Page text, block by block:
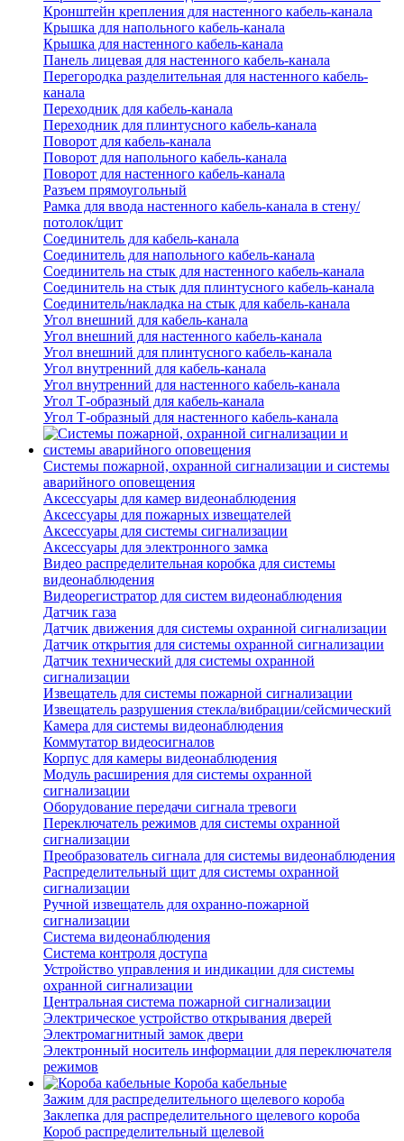
Кронштейн крепления для настенного кабель-канала
Крышка для напольного кабель-канала
Крышка для настенного кабель-канала
Панель лицевая для настенного кабель-канала
Перегородка разделительная для настенного кабель-
канала
Переходник для кабель-канала
Переходник для плинтусного кабель-канала
Поворот для кабель-канала
Поворот для напольного кабель-канала
Поворот для настенного кабель-канала
Разъем прямоугольный
Рамка для ввода настенного кабель-канала в стену/
потолок/щит
Соединитель для кабель-канала
Соединитель для напольного кабель-канала
Соединитель на стык для настенного кабель-канала
Соединитель на стык для плинтусного кабель-канала
Соединитель/накладка на стык для кабель-канала
Угол внешний для кабель-канала
Угол внешний для настенного кабель-канала
Угол внешний для плинтусного кабель-канала
Угол внутренний для кабель-канала
Угол внутренний для настенного кабель-канала
Угол Т-образный для кабель-канала
Угол Т-образный для настенного кабель-канала
Системы пожарной, охранной сигнализации и системы
аварийного оповещения
Аксессуары для камер видеонаблюдения
Аксессуары для пожарных извещателей
Аксессуары для системы сигнализации
Аксессуары для электронного замка
Видео распределительная коробка для системы
видеонаблюдения
Видеорегистратор для систем видеонаблюдения
Датчик газа
Датчик движения для системы охранной сигнализации
Датчик открытия для системы охранной сигнализации
Датчик технический для системы охранной
сигнализации
Извещатель для системы пожарной сигнализации
Извещатель разрушения стекла/вибрации/сейсмический
Камера для системы видеонаблюдения
Коммутатор видеосигналов
Корпус для камеры видеонаблюдения
Модуль расширения для системы охранной
сигнализации
Оборудование передачи сигнала тревоги
Переключатель режимов для системы охранной
сигнализации
Преобразователь сигнала для системы видеонаблюдения
Распределительный щит для системы охранной
сигнализации
Ручной извещатель для охранно-пожарной
сигнализации
Система видеонаблюдения
Система контроля доступа
Устройство управления и индикации для системы
охранной сигнализации
Центральная система пожарной сигнализации
Электрическое устройство открывания дверей
Электромагнитный замок двери
Электронный носитель информации для переключателя
режимов
Короба кабельные
Зажим для распределительного щелевого короба
Заклепка для распределительного щелевого короба
Короб распределительный щелевой